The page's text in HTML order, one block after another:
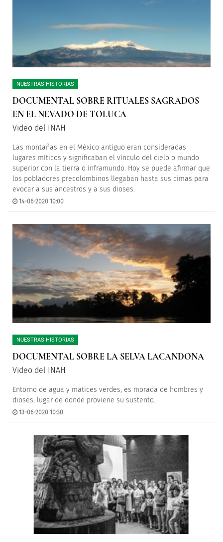
NUESTRAS HISTORIAS
DOCUMENTAL SOBRE RITUALES SAGRADOS
EN EL NEVADO DE TOLUCA
Video del INAH
Las montañas en el México antiguo eran consideradas
lugares míticos y significaban el vínculo del cielo o mundo
superior con la tierra o inframundo. Hoy se puede afirmar que
los pobladores precolombinos llegaban hasta sus cimas para
evocar a sus ancestros y a sus dioses.
14-06-2020 10:00
NUESTRAS HISTORIAS
DOCUMENTAL SOBRE LA SELVA LACANDONA
Video del INAH
Entorno de agua y matices verdes; es morada de hombres y
dioses, lugar de donde proviene su sustento.
13-06-2020 10:30